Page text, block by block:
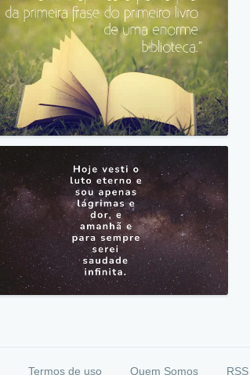
Termos de uso Quem Somos RSS